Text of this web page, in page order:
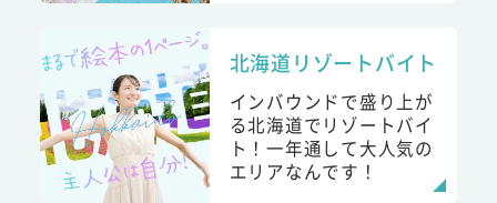
北海道リゾートバイト
インバウンドで盛り上が
る北海道でリゾートバイ
ト！一年通して大人気の
エリアなんです！